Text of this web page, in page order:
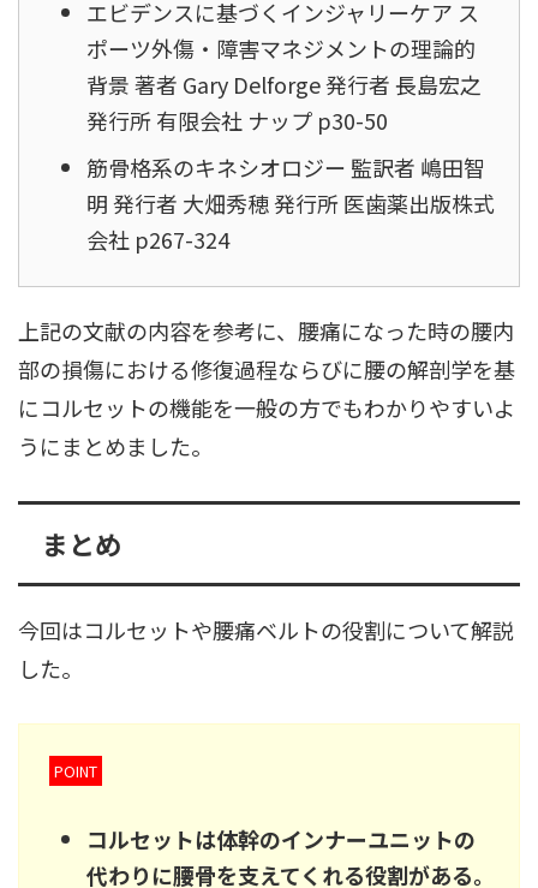
エビデンスに基づくインジャリーケア ス
ポーツ外傷・障害マネジメントの理論的
背景 著者 Gary Delforge 発行者 長島宏之
発行所 有限会社 ナップ p30-50
筋骨格系のキネシオロジー 監訳者 嶋田智
明 発行者 大畑秀穂 発行所 医歯薬出版株式
会社 p267-324
上記の文献の内容を参考に、腰痛になった時の腰内
部の損傷における修復過程ならびに腰の解剖学を基
にコルセットの機能を一般の方でもわかりやすいよ
うにまとめました。
まとめ
今回はコルセットや腰痛ベルトの役割について解説
した。
POINT
コルセットは体幹のインナーユニットの
代わりに腰骨を支えてくれる役割がある。